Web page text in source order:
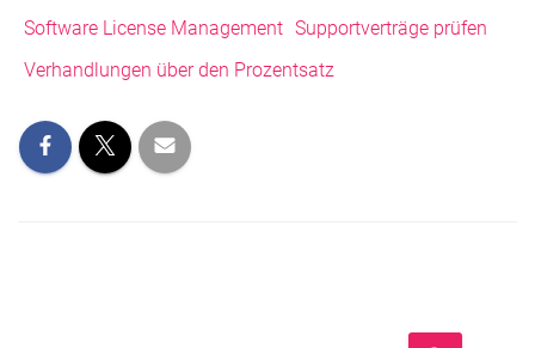
Software License Management Supportverträge prüfen
Verhandlungen über den Prozentsatz